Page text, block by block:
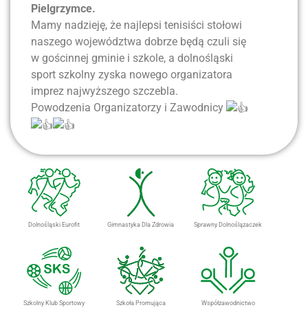
Pielgrzymce.
Mamy nadzieję, że najlepsi tenisiści stołowi
naszego województwa dobrze będą czuli się
w gościnnej gminie i szkole, a dolnośląski
sport szkolny zyska nowego organizatora
imprez najwyższego szczebla.
Powodzenia Organizatorzy i Zawodnicy
Dolnośląski Eurofit Gimnastyka Dla Zdrowia Sprawny Dolnoślązaczek
Szkolny Klub Sportowy Szkoła Promująca Współzawodnictwo